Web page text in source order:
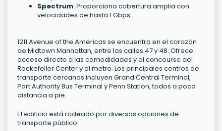
Spectrum: Proporciona cobertura amplia con
velocidades de hasta 1 Gbps.
1211 Avenue of the Americas se encuentra en el corazón
de Midtown Manhattan, entre las calles 47 y 48. Ofrece
acceso directo a las comodidades y al concourse del
Rockefeller Center y al metro. Los principales centros de
transporte cercanos incluyen Grand Central Terminal,
Port Authority Bus Terminal y Penn Station, todos a poca
distancia a pie.
El edificio está rodeado por diversas opciones de
transporte público: